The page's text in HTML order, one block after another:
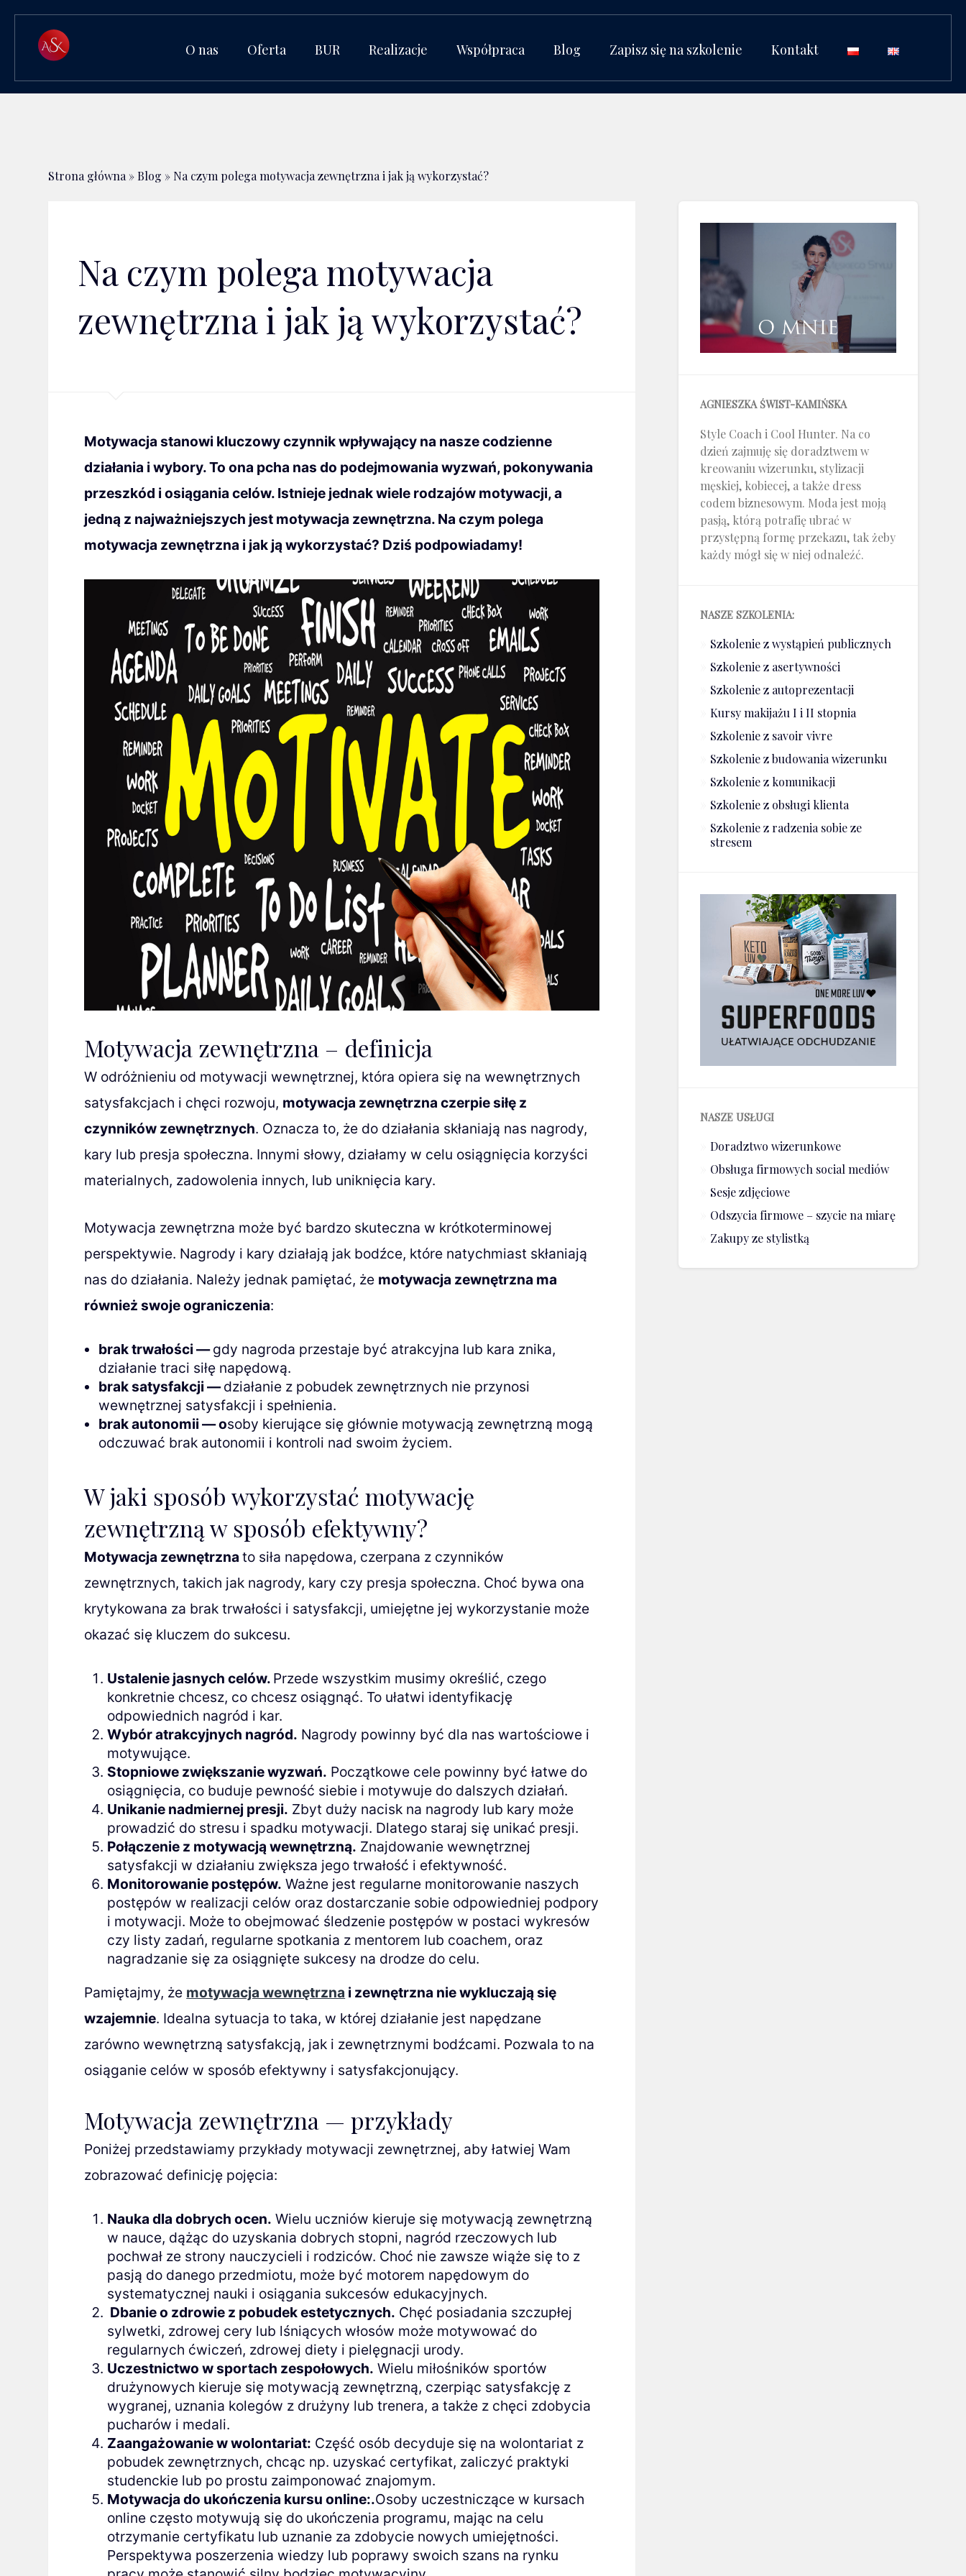
O nas Oferta BUR Realizacje Współpraca Blog Zapisz się na szkolenie Kontakt
Strona główna » Blog » Na czym polega motywacja zewnętrzna i jak ją wykorzystać?
Na czym polega motywacja
zewnętrzna i jak ją wykorzystać?
Motywacja stanowi kluczowy czynnik wpływający na nasze codzienne
działania i wybory. To ona pcha nas do podejmowania wyzwań, pokonywania
przeszkód i osiągania celów. Istnieje jednak wiele rodzajów motywacji, a
jedną z najważniejszych jest motywacja zewnętrzna. Na czym polega
motywacja zewnętrzna i jak ją wykorzystać? Dziś podpowiadamy!
Motywacja zewnętrzna – definicja
W odróżnieniu od motywacji wewnętrznej, która opiera się na wewnętrznych
satysfakcjach i chęci rozwoju, motywacja zewnętrzna czerpie siłę z
czynników zewnętrznych. Oznacza to, że do działania skłaniają nas nagrody,
kary lub presja społeczna. Innymi słowy, działamy w celu osiągnięcia korzyści
materialnych, zadowolenia innych, lub uniknięcia kary.
Motywacja zewnętrzna może być bardzo skuteczna w krótkoterminowej
perspektywie. Nagrody i kary działają jak bodźce, które natychmiast skłaniają
nas do działania. Należy jednak pamiętać, że motywacja zewnętrzna ma
również swoje ograniczenia:
brak trwałości —gdy nagroda przestaje być atrakcyjna lub kara znika,
działanie traci siłę napędową.
brak satysfakcji —działanie z pobudek zewnętrznych nie przynosi
wewnętrznej satysfakcji i spełnienia.
brak autonomii — osoby kierujące się głównie motywacją zewnętrzną mogą
odczuwać brak autonomii i kontroli nad swoim życiem.
W jaki sposób wykorzystać motywację
zewnętrzną w sposób efektywny?
Motywacja zewnętrznato siła napędowa, czerpana z czynników
zewnętrznych, takich jak nagrody, kary czy presja społeczna. Choć bywa ona
krytykowana za brak trwałości i satysfakcji, umiejętne jej wykorzystanie może
okazać się kluczem do sukcesu.
Ustalenie jasnych celów. Przede wszystkim musimy określić, czego
konkretnie chcesz, co chcesz osiągnąć. To ułatwi identyfikację
odpowiednich nagród i kar.
Wybór atrakcyjnych nagród. Nagrody powinny być dla nas wartościowe i
motywujące.
Stopniowe zwiększanie wyzwań. Początkowe cele powinny być łatwe do
osiągnięcia, co buduje pewność siebie i motywuje do dalszych działań.
Unikanie nadmiernej presji. Zbyt duży nacisk na nagrody lub kary może
prowadzić do stresu i spadku motywacji. Dlatego staraj się unikać presji.
Połączenie z motywacją wewnętrzną. Znajdowanie wewnętrznej
satysfakcji w działaniu zwiększa jego trwałość i efektywność.
Monitorowanie postępów. Ważne jest regularne monitorowanie naszych
postępów w realizacji celów oraz dostarczanie sobie odpowiedniej podpory
i motywacji. Może to obejmować śledzenie postępów w postaci wykresów
czy listy zadań, regularne spotkania z mentorem lub coachem, oraz
nagradzanie się za osiągnięte sukcesy na drodze do celu.
Pamiętajmy, że motywacja wewnętrzna i zewnętrzna nie wykluczają się
wzajemnie. Idealna sytuacja to taka, w której działanie jest napędzane
zarówno wewnętrzną satysfakcją, jak i zewnętrznymi bodźcami. Pozwala to na
osiąganie celów w sposób efektywny i satysfakcjonujący.
Motywacja zewnętrzna — przykłady
Poniżej przedstawiamy przykłady motywacji zewnętrznej, aby łatwiej Wam
zobrazować definicję pojęcia:
Nauka dla dobrych ocen. Wielu uczniów kieruje się motywacją zewnętrzną
w nauce, dążąc do uzyskania dobrych stopni, nagród rzeczowych lub
pochwał ze strony nauczycieli i rodziców. Choć nie zawsze wiąże się to z
pasją do danego przedmiotu, może być motorem napędowym do
systematycznej nauki i osiągania sukcesów edukacyjnych.
Dbanie o zdrowie z pobudek estetycznych. Chęć posiadania szczupłej
sylwetki, zdrowej cery lub lśniących włosów może motywować do
regularnych ćwiczeń, zdrowej diety i pielęgnacji urody.
Uczestnictwo w sportach zespołowych. Wielu miłośników sportów
drużynowych kieruje się motywacją zewnętrzną, czerpiąc satysfakcję z
wygranej, uznania kolegów z drużyny lub trenera, a także z chęci zdobycia
pucharów i medali.
Zaangażowanie w wolontariat: Część osób decyduje się na wolontariat z
pobudek zewnętrznych, chcąc np. uzyskać certyfikat, zaliczyć praktyki
studenckie lub po prostu zaimponować znajomym.
Motywacja do ukończenia kursu online:.Osoby uczestniczące w kursach
online często motywują się do ukończenia programu, mając na celu
otrzymanie certyfikatu lub uznanie za zdobycie nowych umiejętności.
Perspektywa poszerzenia wiedzy lub poprawy swoich szans na rynku
AGNIESZKA ŚWIST-KAMIŃSKA
Style Coach i Cool Hunter. Na co
dzień zajmuję się doradztwem w
kreowaniu wizerunku, stylizacji
męskiej, kobiecej, a także dress
codem biznesowym. Moda jest moją
pasją, którą potrafię ubrać w
przystępną formę przekazu, tak żeby
każdy mógł się w niej odnaleźć.
NASZE SZKOLENIA:
Szkolenie z wystąpień publicznych
Szkolenie z asertywności
Szkolenie z autoprezentacji
Kursy makijażu I i II stopnia
Szkolenie z savoir vivre
Szkolenie z budowania wizerunku
Szkolenie z komunikacji
Szkolenie z obsługi klienta
Szkolenie z radzenia sobie ze
stresem
NASZE USŁUGI
Doradztwo wizerunkowe
Obsługa firmowych social mediów
Sesje zdjęciowe
Odszycia firmowe – szycie na miarę
Zakupy ze stylistką